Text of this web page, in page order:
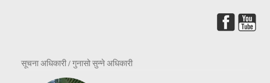
सूचना अधिकारी / गुनासो सुन्ने अधिकारी